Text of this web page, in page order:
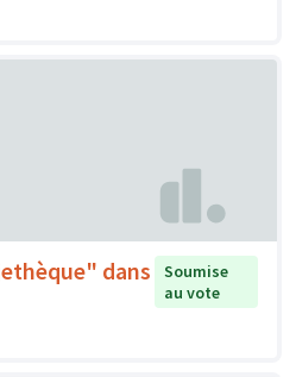
dans
Soumise
au vote